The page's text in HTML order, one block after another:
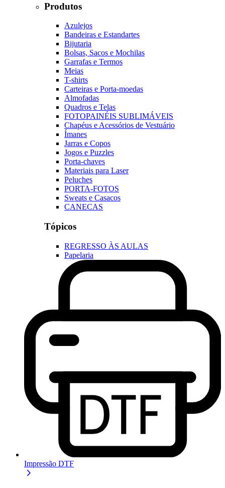
Produtos
Azulejos
Bandeiras e Estandartes
Bijutaria
Bolsas, Sacos e Mochilas
Garrafas e Termos
Meias
T-shirts
Carteiras e Porta-moedas
Almofadas
Quadros e Telas
FOTOPAINÉIS SUBLIMÁVEIS
Chapéus e Acessórios de Vestuário
Ímanes
Jarras e Copos
Jogos e Puzzles
Porta-chaves
Materiais para Laser
Peluches
PORTA-FOTOS
Sweats e Casacos
CANECAS
Tópicos
REGRESSO ÀS AULAS
Papelaria
Impressão DTF